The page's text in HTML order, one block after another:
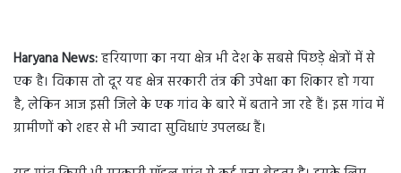
Haryana News:हरियाणा का नया क्षेत्र भी देश के सबसे पिछड़े क्षेत्रों में से
एक है। विकास तो दूर यह क्षेत्र सरकारी तंत्र की उपेक्षा का शिकार हो गया
है, लेकिन आज इसी जिले के एक गांव के बारे में बताने जा रहे हैं। इस गांव में
ग्रामीणों को शहर से भी ज्यादा सुविधाएं उपलब्ध हैं।